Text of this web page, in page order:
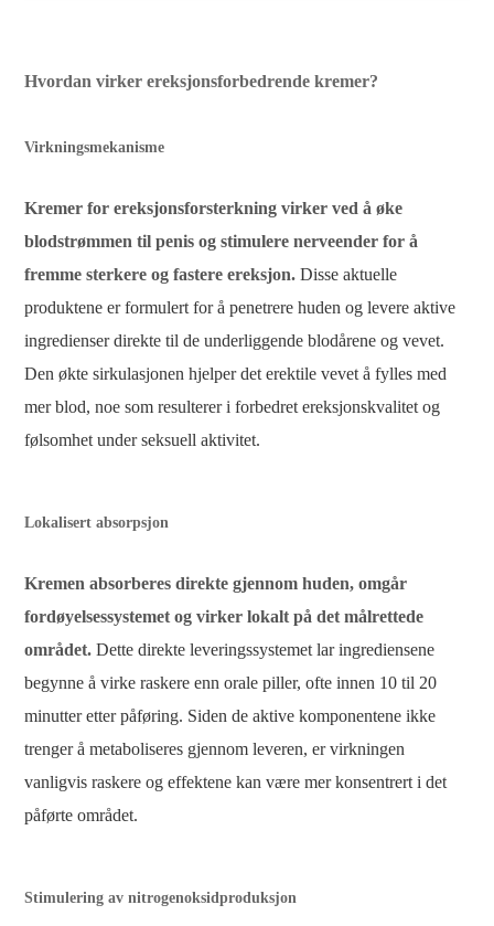
Hvordan virker ereksjonsforbedrende kremer?
Virkningsmekanisme
Kremer for ereksjonsforsterkning virker ved å øke
blodstrømmen til penis og stimulere nerveender for å
fremme sterkere og fastere ereksjon. Disse aktuelle
produktene er formulert for å penetrere huden og levere aktive
ingredienser direkte til de underliggende blodårene og vevet.
Den økte sirkulasjonen hjelper det erektile vevet å fylles med
mer blod, noe som resulterer i forbedret ereksjonskvalitet og
følsomhet under seksuell aktivitet.
Lokalisert absorpsjon
Kremen absorberes direkte gjennom huden, omgår
fordøyelsessystemet og virker lokalt på det målrettede
området. Dette direkte leveringssystemet lar ingrediensene
begynne å virke raskere enn orale piller, ofte innen 10 til 20
minutter etter påføring. Siden de aktive komponentene ikke
trenger å metaboliseres gjennom leveren, er virkningen
vanligvis raskere og effektene kan være mer konsentrert i det
påførte området.
Stimulering av nitrogenoksidproduksjon